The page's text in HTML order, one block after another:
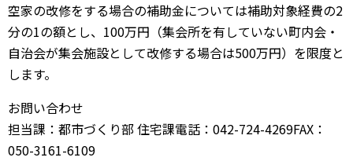
空家の改修をする場合の補助金については補助対象経費の2
分の1の額とし、100万円（集会所を有していない町内会・
自治会が集会施設として改修する場合は500万円）を限度と
します。
お問い合わせ
担当課：都市づくり部 住宅課電話：042-724-4269FAX：
050-3161-6109